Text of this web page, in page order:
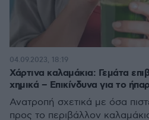
Χάρτινα καλαμάκια: Γεμάτα
χημικά – Επικίνδυνα για το ήπαρ
Ανατροπή σχετικά με όσα
προς το περιβάλλον
04.09.2023, 18:19